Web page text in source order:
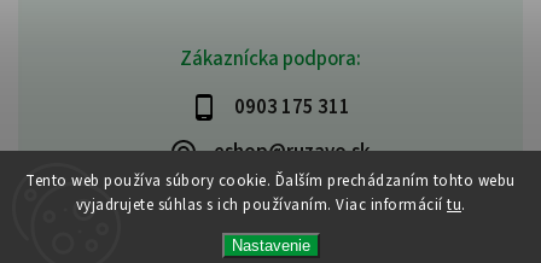
Tento web používa súbory cookie. Ďalším prechádzaním tohto webu
vyjadrujete súhlas s ich používaním. Viac informácií tu.
Nastavenie
Zákaznícka podpora:
0903 175 311
eshop@ruzavo.sk